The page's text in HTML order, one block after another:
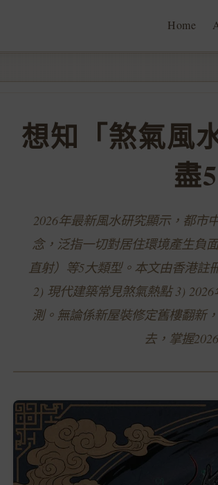
Home
想知「煞氣風
盡
2026年最新風水研究顯示，都市
念，泛指一切對居住環境產生負
直射）等5大類型。本文由香港註
2) 現代建築常見煞氣熱點 3)
測。無論係新屋裝修定舊樓翻新
去，掌握